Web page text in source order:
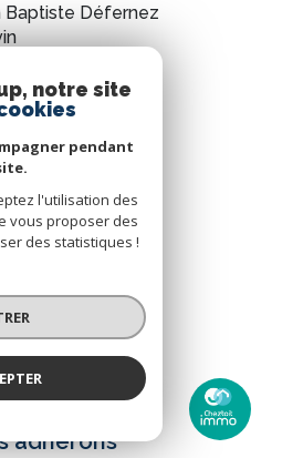
Chez Toit Immo
Baptiste Défernez
RÉSEAUX
suivre
adhérons
notre site
pendant
l'utilisation des
vous proposer des
des statistiques !